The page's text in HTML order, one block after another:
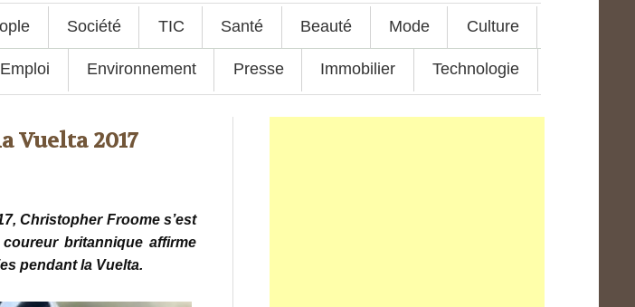
Société TIC Santé Beauté Mode Culture
Emploi Environnement Presse Immobilier Technologie
Vuelta 2017
Christopher Froome s’est
britannique affirme
pendant la Vuelta.